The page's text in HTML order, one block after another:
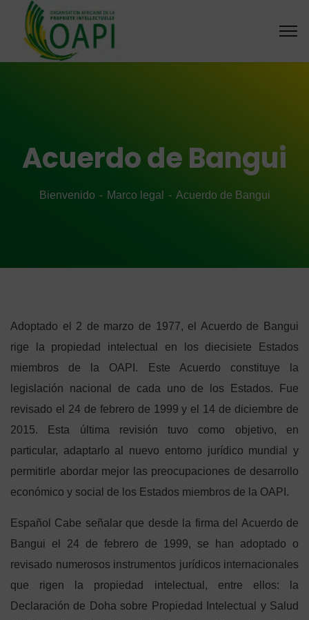
Acuerdo de Bangui
Bienvenido Marco legal Acuerdo de Bangui
Adoptado el 2 de marzo de 1977, el Acuerdo de Bangui
rige la propiedad intelectual en los diecisiete Estados
miembros de la OAPI. Este Acuerdo constituye la
legislación nacional de cada uno de los Estados. Fue
revisado el 24 de febrero de 1999 y el 14 de diciembre de
2015. Esta última revisión tuvo como objetivo, en
particular, adaptarlo al nuevo entorno jurídico mundial y
permitirle abordar mejor las preocupaciones de desarrollo
económico y social de los Estados miembros de la OAPI.
Español Cabe señalar que desde la firma del Acuerdo de
Bangui el 24 de febrero de 1999, se han adoptado o
revisado numerosos instrumentos jurídicos internacionales
que rigen la propiedad intelectual, entre ellos: la
Declaración de Doha sobre Propiedad Intelectual y Salud